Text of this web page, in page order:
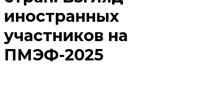
иностранных
участников на
ПМЭФ-2025